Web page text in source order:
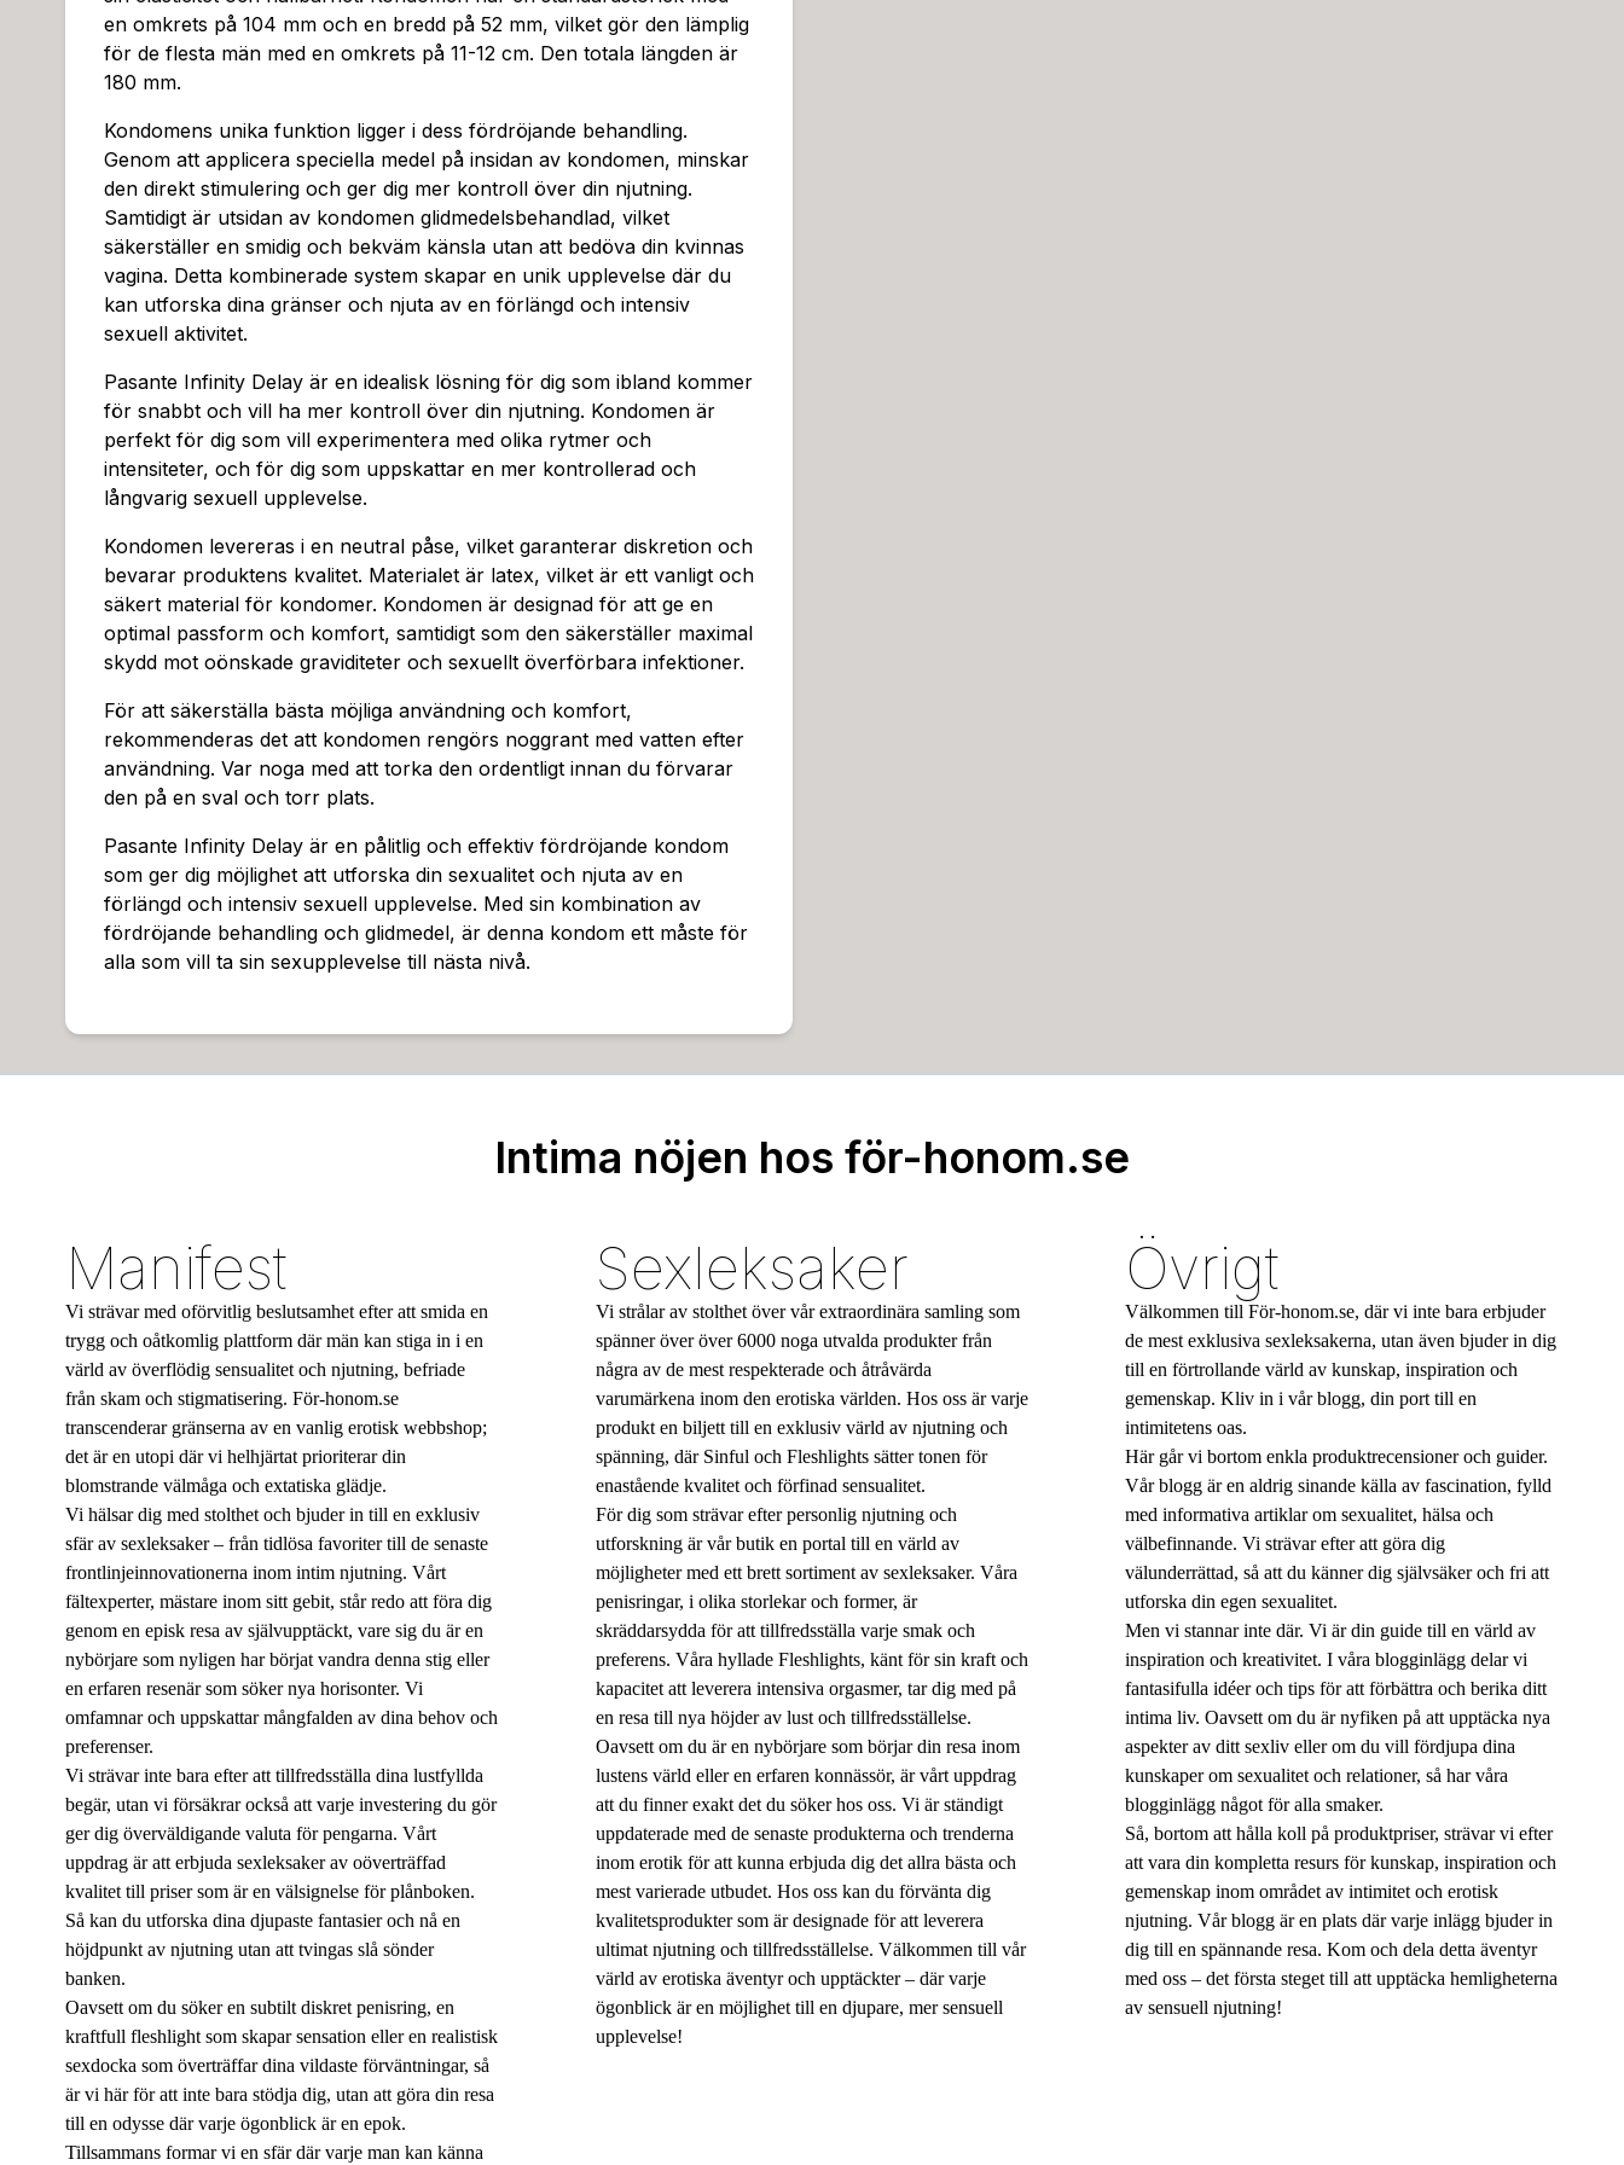
en omkrets på 104 mm och en bredd på 52 mm, vilket gör den lämplig
för de flesta män med en omkrets på 11-12 cm. Den totala längden är
180 mm.
Kondomens unika funktion ligger i dess fördröjande behandling.
Genom att applicera speciella medel på insidan av kondomen, minskar
den direkt stimulering och ger dig mer kontroll över din njutning.
Samtidigt är utsidan av kondomen glidmedelsbehandlad, vilket
säkerställer en smidig och bekväm känsla utan att bedöva din kvinnas
vagina. Detta kombinerade system skapar en unik upplevelse där du
kan utforska dina gränser och njuta av en förlängd och intensiv
sexuell aktivitet.
Pasante Infinity Delay är en idealisk lösning för dig som ibland kommer
för snabbt och vill ha mer kontroll över din njutning. Kondomen är
perfekt för dig som vill experimentera med olika rytmer och
intensiteter, och för dig som uppskattar en mer kontrollerad och
långvarig sexuell upplevelse.
Kondomen levereras i en neutral påse, vilket garanterar diskretion och
bevarar produktens kvalitet. Materialet är latex, vilket är ett vanligt och
säkert material för kondomer. Kondomen är designad för att ge en
optimal passform och komfort, samtidigt som den säkerställer maximal
skydd mot oönskade graviditeter och sexuellt överförbara infektioner.
För att säkerställa bästa möjliga användning och komfort,
rekommenderas det att kondomen rengörs noggrant med vatten efter
användning. Var noga med att torka den ordentligt innan du förvarar
den på en sval och torr plats.
Pasante Infinity Delay är en pålitlig och effektiv fördröjande kondom
som ger dig möjlighet att utforska din sexualitet och njuta av en
förlängd och intensiv sexuell upplevelse. Med sin kombination av
fördröjande behandling och glidmedel, är denna kondom ett måste för
alla som vill ta sin sexupplevelse till nästa nivå.
Intima nöjen hos för-honom.se
Manifest
Vi strävar med oförvitlig beslutsamhet efter att smida en
trygg och oåtkomlig plattform där män kan stiga in i en
värld av överflödig sensualitet och njutning, befriade
från skam och stigmatisering. För-honom.se
transcenderar gränserna av en vanlig erotisk webbshop;
det är en utopi där vi helhjärtat prioriterar din
blomstrande välmåga och extatiska glädje.
Vi hälsar dig med stolthet och bjuder in till en exklusiv
sfär av sexleksaker – från tidlösa favoriter till de senaste
frontlinjeinnovationerna inom intim njutning. Vårt
fältexperter, mästare inom sitt gebit, står redo att föra dig
genom en episk resa av självupptäckt, vare sig du är en
nybörjare som nyligen har börjat vandra denna stig eller
en erfaren resenär som söker nya horisonter. Vi
omfamnar och uppskattar mångfalden av dina behov och
preferenser.
Vi strävar inte bara efter att tillfredsställa dina lustfyllda
begär, utan vi försäkrar också att varje investering du gör
ger dig överväldigande valuta för pengarna. Vårt
uppdrag är att erbjuda sexleksaker av oöverträffad
kvalitet till priser som är en välsignelse för plånboken.
Så kan du utforska dina djupaste fantasier och nå en
höjdpunkt av njutning utan att tvingas slå sönder
banken.
Oavsett om du söker en subtilt diskret penisring, en
kraftfull fleshlight som skapar sensation eller en realistisk
sexdocka som överträffar dina vildaste förväntningar, så
är vi här för att inte bara stödja dig, utan att göra din resa
till en odysse där varje ögonblick är en epok.
Tillsammans formar vi en sfär där varje man kan känna
Sexleksaker
Vi strålar av stolthet över vår extraordinära samling som
spänner över över 6000 noga utvalda produkter från
några av de mest respekterade och åtråvärda
varumärkena inom den erotiska världen. Hos oss är varje
produkt en biljett till en exklusiv värld av njutning och
spänning, där Sinful och Fleshlights sätter tonen för
enastående kvalitet och förfinad sensualitet.
För dig som strävar efter personlig njutning och
utforskning är vår butik en portal till en värld av
möjligheter med ett brett sortiment av sexleksaker. Våra
penisringar, i olika storlekar och former, är
skräddarsydda för att tillfredsställa varje smak och
preferens. Våra hyllade Fleshlights, känt för sin kraft och
kapacitet att leverera intensiva orgasmer, tar dig med på
en resa till nya höjder av lust och tillfredsställelse.
Oavsett om du är en nybörjare som börjar din resa inom
lustens värld eller en erfaren konnässör, är vårt uppdrag
att du finner exakt det du söker hos oss. Vi är ständigt
uppdaterade med de senaste produkterna och trenderna
inom erotik för att kunna erbjuda dig det allra bästa och
mest varierade utbudet. Hos oss kan du förvänta dig
kvalitetsprodukter som är designade för att leverera
ultimat njutning och tillfredsställelse. Välkommen till vår
värld av erotiska äventyr och upptäckter – där varje
ögonblick är en möjlighet till en djupare, mer sensuell
upplevelse!
Övrigt
Välkommen till För-honom.se, där vi inte bara erbjuder
de mest exklusiva sexleksakerna, utan även bjuder in dig
till en förtrollande värld av kunskap, inspiration och
gemenskap. Kliv in i vår blogg, din port till en
intimitetens oas.
Här går vi bortom enkla produktrecensioner och guider.
Vår blogg är en aldrig sinande källa av fascination, fylld
med informativa artiklar om sexualitet, hälsa och
välbefinnande. Vi strävar efter att göra dig
välunderrättad, så att du känner dig självsäker och fri att
utforska din egen sexualitet.
Men vi stannar inte där. Vi är din guide till en värld av
inspiration och kreativitet. I våra blogginlägg delar vi
fantasifulla idéer och tips för att förbättra och berika ditt
intima liv. Oavsett om du är nyfiken på att upptäcka nya
aspekter av ditt sexliv eller om du vill fördjupa dina
kunskaper om sexualitet och relationer, så har våra
blogginlägg något för alla smaker.
Så, bortom att hålla koll på produktpriser, strävar vi efter
att vara din kompletta resurs för kunskap, inspiration och
gemenskap inom området av intimitet och erotisk
njutning. Vår blogg är en plats där varje inlägg bjuder in
dig till en spännande resa. Kom och dela detta äventyr
med oss – det första steget till att upptäcka hemligheterna
av sensuell njutning!